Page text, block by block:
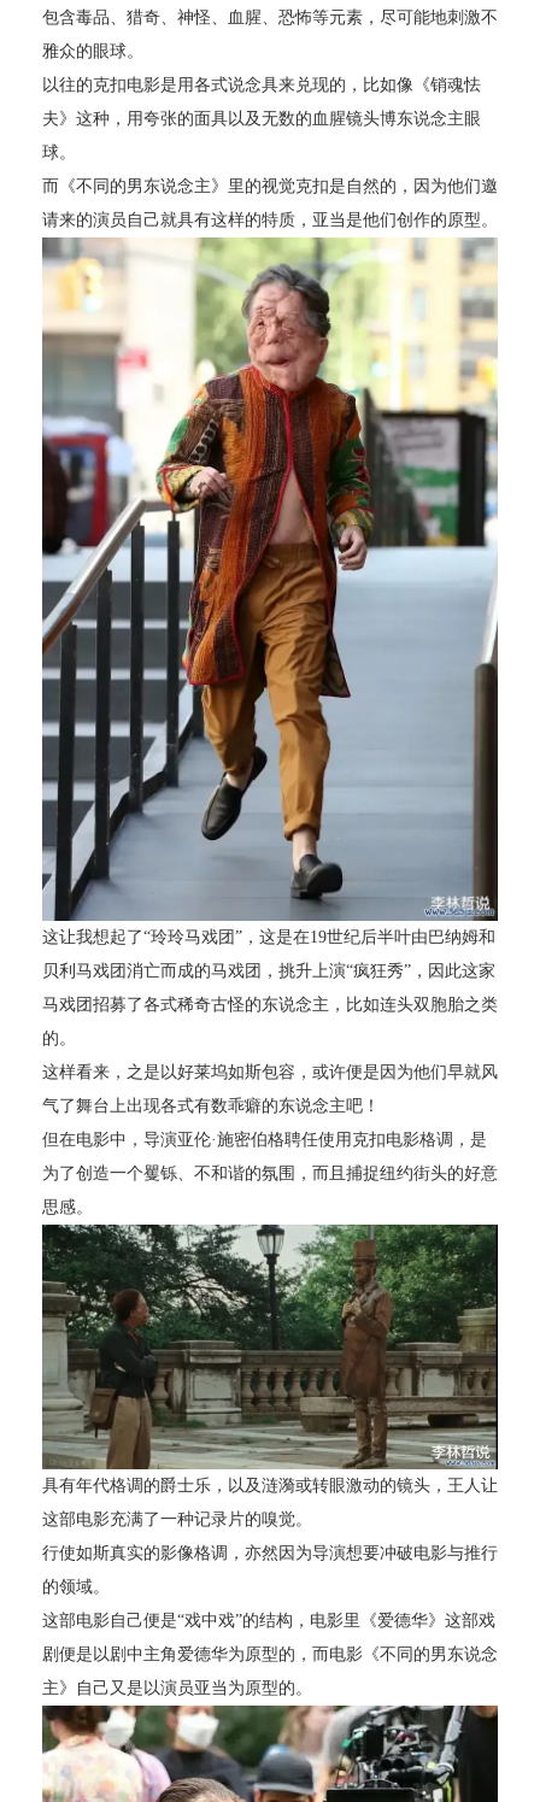
包含毒品、猎奇、神怪、血腥、恐怖等元素，尽可能地刺激不
雅众的眼球。
以往的克扣电影是用各式说念具来兑现的，比如像《销魂怯
夫》这种，用夸张的面具以及无数的血腥镜头博东说念主眼
球。
而《不同的男东说念主》里的视觉克扣是自然的，因为他们邀
请来的演员自己就具有这样的特质，亚当是他们创作的原型。
这让我想起了“玲玲马戏团”，这是在19世纪后半叶由巴纳姆和
贝利马戏团消亡而成的马戏团，挑升上演“疯狂秀”，因此这家
马戏团招募了各式稀奇古怪的东说念主，比如连头双胞胎之类
的。
这样看来，之是以好莱坞如斯包容，或许便是因为他们早就风
气了舞台上出现各式有数乖癖的东说念主吧！
但在电影中，导演亚伦·施密伯格聘任使用克扣电影格调，是
为了创造一个矍铄、不和谐的氛围，而且捕捉纽约街头的好意
思感。
具有年代格调的爵士乐，以及涟漪或转眼激动的镜头，王人让
这部电影充满了一种记录片的嗅觉。
行使如斯真实的影像格调，亦然因为导演想要冲破电影与推行
的领域。
这部电影自己便是“戏中戏”的结构，电影里《爱德华》这部戏
剧便是以剧中主角爱德华为原型的，而电影《不同的男东说念
主》自己又是以演员亚当为原型的。